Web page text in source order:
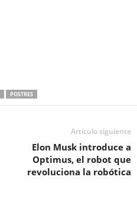
POSTRES
Artículo siguiente
Elon Musk introduce a
Optimus, el robot que
revoluciona la robótica